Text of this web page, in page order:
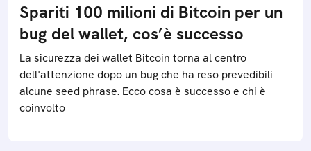
Spariti 100 milioni di Bitcoin per un
bug del wallet, cos’è successo
La sicurezza dei wallet Bitcoin torna al centro
dell'attenzione dopo un bug che ha reso prevedibili
alcune seed phrase. Ecco cosa è successo e chi è
coinvolto